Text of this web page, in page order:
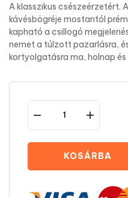
A klasszikus csészeérzetért.
kávésbögréje mostantól
kapható a csillogó
nemet a túlzott pazarlásra,
kortyolgatásra ma, holnap és
KOSÁRBA